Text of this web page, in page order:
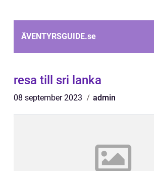
ÄVENTYRSGUIDE.se
resa till sri lanka
08 september 2023 admin